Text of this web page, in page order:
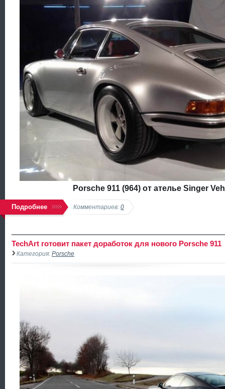
Porsche 911 (964) от ателье Singer
Подробнее Комментариев: 0
TechArt готовит пакет доработок для нового Porsche 911
Категория: Porsche